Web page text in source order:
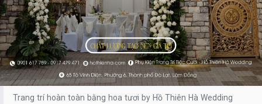
Trang trí hoàn toàn bằng hoa tươi by Hồ Thiên Hà Wedding